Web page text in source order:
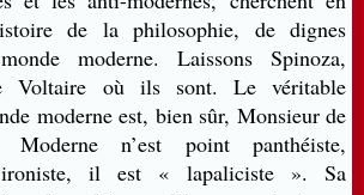
de la philosophie, de dignes
moderne. Laissons Spinoza,
Voltaire où ils sont. Le véritable
moderne est, bien sûr, Monsieur de
n’est point panthéiste,
il est « lapaliciste ». Sa